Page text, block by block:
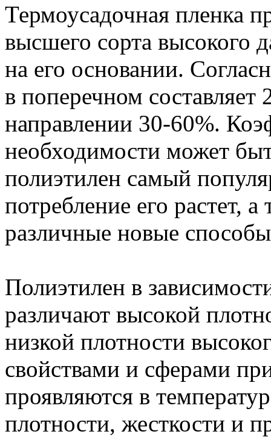
Термоусадочная пленка
высшего сорта высокого
на его основании.
в поперечном
направлении 30-60%.
необходимости может
полиэтилен самый
потребление его растет,
различные новые
Полиэтилен в
различают высокой
низкой плотности
свойствами и сферами
проявляются в
плотности, жесткости и